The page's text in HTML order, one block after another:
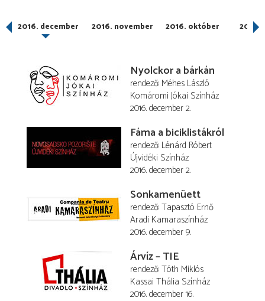
2016. december 2016. november 2016. október 2016.
Nyolckor a bárkán
rendező Méhes László
Komáromi Jókai Színház
2016. december 2.
Fáma a biciklistákról
rendező Lénárd Róbert
Újvidéki Színház
2016. december 2.
Sonkamenüett
rendező Tapasztó Ernő
Aradi Kamaraszínház
2016. december 9.
Árvíz – TIE
rendező Tóth Miklós
Kassai Thália Színház
2016. december 16.